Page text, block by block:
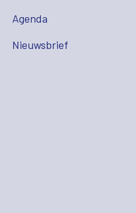
Agenda
Nieuwsbrief